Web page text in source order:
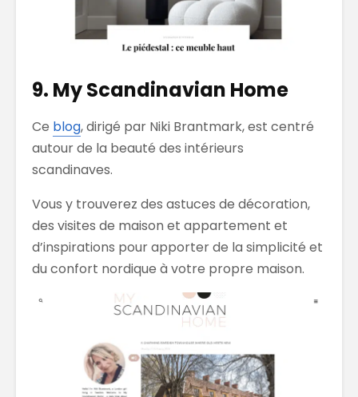
9. My Scandinavian Home
Ce blog, dirigé par Niki Brantmark, est centré
autour de la beauté des intérieurs
scandinaves.
Vous y trouverez des astuces de décoration,
des visites de maison et appartement et
d’inspirations pour apporter de la simplicité et
du confort nordique à votre propre maison.